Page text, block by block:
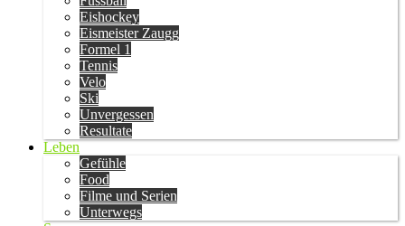
Eishockey
Eismeister Zaugg
Formel 1
Tennis
Velo
Ski
Unvergessen
Resultate
Leben
Gefühle
Food
Filme und Serien
Unterwegs